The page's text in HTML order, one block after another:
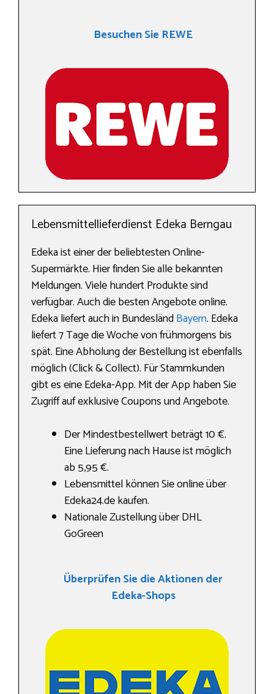
Besuchen Sie REWE
Lebensmittellieferdienst Edeka Berngau
Edeka ist einer der beliebtesten Online-
Supermärkte. Hier finden Sie alle bekannten
Meldungen. Viele hundert Produkte sind
verfügbar. Auch die besten Angebote online.
Edeka liefert auch in BundesländBayern. Edeka
liefert 7 Tage die Woche von frühmorgens bis
spät. Eine Abholung der Bestellung ist ebenfalls
möglich (Click & Collect). Für Stammkunden
gibt es eine Edeka-App. Mit der App haben Sie
Zugriff auf exklusive Coupons und Angebote.
Der Mindestbestellwert beträgt 10 €.
Eine Lieferung nach Hause ist möglich
ab 5,95 €.
Lebensmittel können Sie online über
Edeka24.de kaufen.
Nationale Zustellung über DHL
GoGreen
Überprüfen Sie die Aktionen der
Edeka-Shops